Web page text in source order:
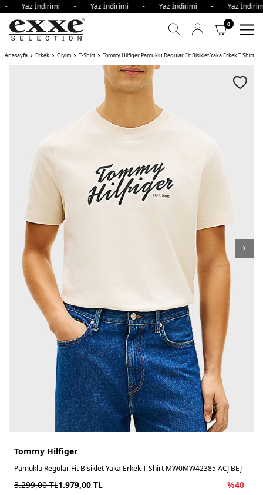
Yaz İndirimi - Yaz İndirimi - Yaz İndirimi - Yaz
0
Anasayfa Erkek Giyim T-Shirt Tommy Hilfiger Pamuklu Regular Fit Bisiklet Yaka Erkek T Shirt ACJ
Tommy Hilfiger
Pamuklu Regular Fit Bisiklet Yaka Erkek T Shirt MW0MW42385 ACJ BEJ
3.299,00TL1.979,00 TL %40